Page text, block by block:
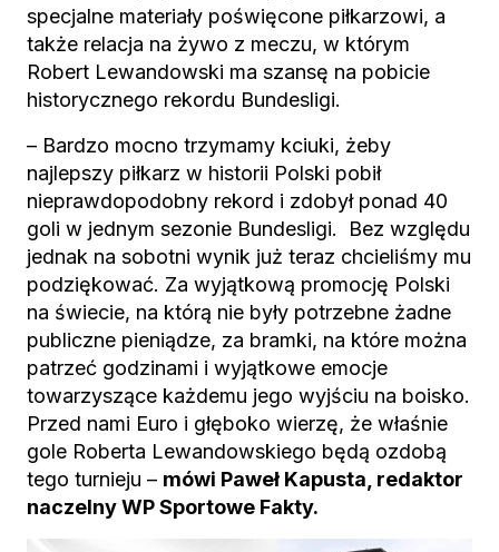
specjalne materiały poświęcone piłkarzowi, a
także relacja na żywo z meczu, w którym
Robert Lewandowski ma szansę na pobicie
historycznego rekordu Bundesligi.
– Bardzo mocno trzymamy kciuki, żeby
najlepszy piłkarz w historii Polski pobił
nieprawdopodobny rekord i zdobył ponad 40
goli w jednym sezonie Bundesligi. Bez względu
jednak na sobotni wynik już teraz chcieliśmy mu
podziękować. Za wyjątkową promocję Polski
na świecie, na którą nie były potrzebne żadne
publiczne pieniądze, za bramki, na które można
patrzeć godzinami i wyjątkowe emocje
towarzyszące każdemu jego wyjściu na boisko.
Przed nami Euro i głęboko wierzę, że właśnie
gole Roberta Lewandowskiego będą ozdobą
tego turnieju – mówi Paweł Kapusta, redaktor
naczelny WP Sportowe Fakty.